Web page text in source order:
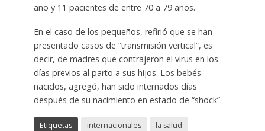
año y 11 pacientes de entre 70 a 79 años.
En el caso de los pequeños, refirió que se han
presentado casos de “transmisión vertical”, es
decir, de madres que contrajeron el virus en los
días previos al parto a sus hijos. Los bebés
nacidos, agregó, han sido internados días
después de su nacimiento en estado de “shock”.
Etiquetas internacionales la salud